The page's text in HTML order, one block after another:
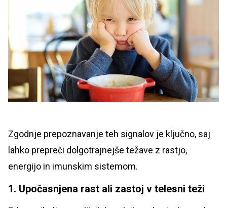
Zgodnje prepoznavanje teh signalov je ključno, saj
lahko prepreči dolgotrajnejše težave z rastjo,
energijo in imunskim sistemom.
1. Upočasnjena rast ali zastoj v telesni teži